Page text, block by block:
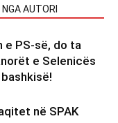
AUTORI
e PS-së, do ta
e Selenicës
në SPAK